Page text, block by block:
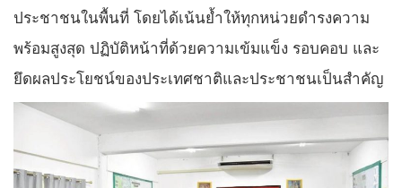
ประชาชนในพื้นที่ โดยได้เน้นย้ำให้ทุกหน่วยดำรงความ
พร้อมสูงสุด ปฏิบัติหน้าที่ด้วยความเข้มแข็ง รอบคอบ และ
ยึดผลประโยชน์ของประเทศชาติและประชาชนเป็นสำคัญ